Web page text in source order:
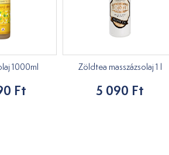
1000ml
Ft
Zöldtea masszázsolaj 1 l
5 090 Ft